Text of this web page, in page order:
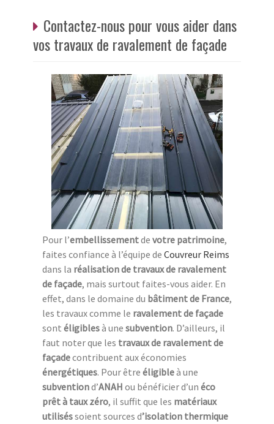
Contactez-nous pour vous aider dans
vos travaux de ravalement de façade
Pour l’embellissementde votre patrimoine,
faites confiance à l’équipe de Couvreur Reims
dans la réalisation de travaux de ravalement
de façade, mais surtout faites-vous aider. En
effet, dans le domaine du bâtiment de France,
les travaux comme le ravalement de façade
sont éligiblesà une subvention. D’ailleurs, il
faut noter que les travaux de ravalement de
façadecontribuent aux économies
énergétiques. Pour être éligibleà une
subventiond’ANAH ou bénéficier d’un éco
prêt à taux zéro, il suffit que les matériaux
utiliséssoient sources d’isolation thermique